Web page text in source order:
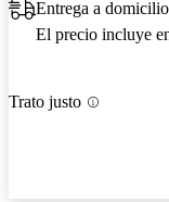
Entrega a
El precio incluye
Trato justo